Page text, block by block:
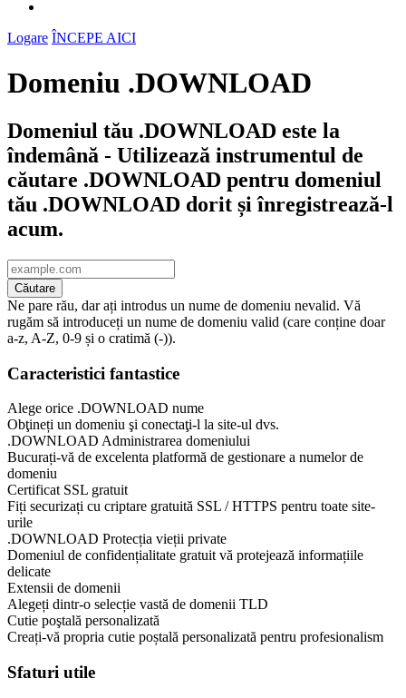
Logare ÎNCEPE AICI
Domeniu .DOWNLOAD
Domeniul tău .DOWNLOAD este la
îndemână - Utilizează instrumentul de
căutare .DOWNLOAD pentru domeniul
tău .DOWNLOAD dorit și înregistrează-l
acum.
Căutare
Ne pare rău, dar ați introdus un nume de domeniu nevalid. Vă
rugăm să introduceți un nume de domeniu valid (care conține doar
a-z, A-Z, 0-9 și o cratimă (-)).
Caracteristici fantastice
Alege orice .DOWNLOAD nume
Obţineți un domeniu şi conectaţi-l la site-ul dvs.
.DOWNLOAD Administrarea domeniului
Bucurați-vă de excelenta platformă de gestionare a numelor de
domeniu
Certificat SSL gratuit
Fiți securizați cu criptare gratuită SSL / HTTPS pentru toate site-
urile
.DOWNLOAD Protecția vieții private
Domeniul de confidențialitate gratuit vă protejează informațiile
delicate
Extensii de domenii
Alegeți dintr-o selecție vastă de domenii TLD
Cutie poştală personalizată
Creați-vă propria cutie poștală personalizată pentru profesionalism
Sfaturi utile